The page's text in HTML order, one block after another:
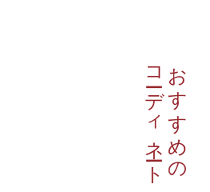
おすすめの
コーディネート